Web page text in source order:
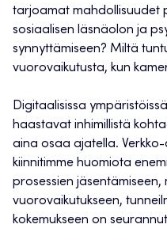
tarjoamat mahdollisuudet
sosiaalisen läsnäolon ja
synnyttämiseen? Miltä
vuorovaikutusta, kun
Digitaalisissa
haastavat inhimillistä
aina osaa ajatella.
kiinnitimme huomiota
prosessien
vuorovaikutukseen,
kokemukseen on